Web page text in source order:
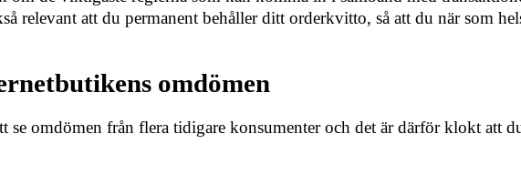
relevant att du permanent behåller ditt orderkvitto, så att du när som
omdömen
se omdömen från flera tidigare konsumenter och det är därför klokt att